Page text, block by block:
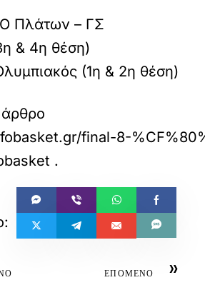
Πλάτων – ΓΣ
& 4η θέση)
(1η & 2η θέση)
final-8-
.
»
ΕΠΟΜΕΝΟ